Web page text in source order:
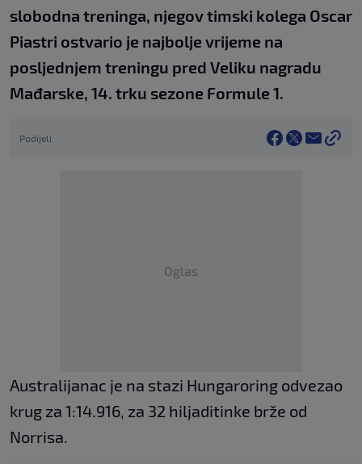
slobodna treninga, njegov timski kolega Oscar
Piastri ostvario je najbolje vrijeme na
posljednjem treningu pred Veliku nagradu
Mađarske, 14. trku sezone Formule 1.
Podijeli
Oglas
Australijanac je na stazi Hungaroring odvezao
krug za 1:14.916, za 32 hiljaditinke brže od
Norrisa.